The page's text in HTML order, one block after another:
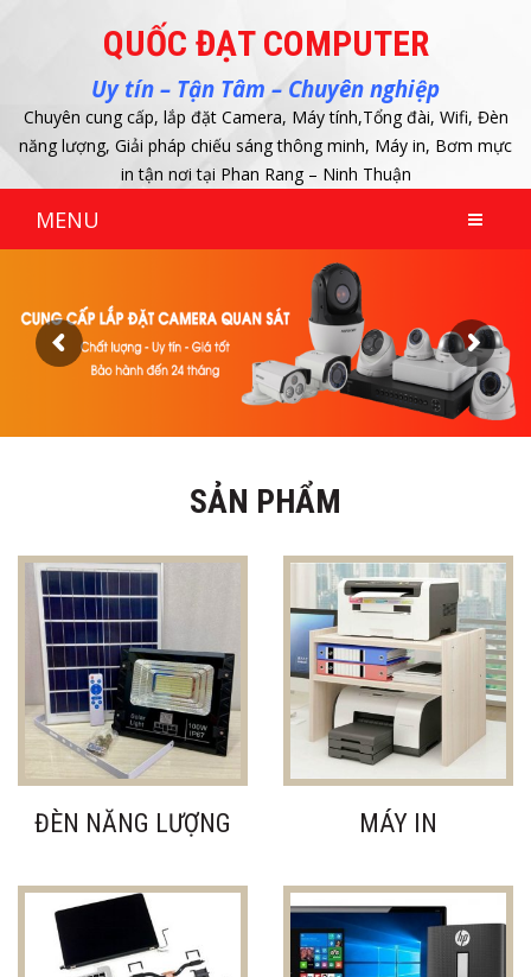
QUỐC ĐẠT COMPUTER
Uy tín – Tận Tâm – Chuyên nghiệp
Chuyên cung cấp, lắp đặt Camera, Máy tính,Tổng đài, Wifi, Đèn
năng lượng, Giải pháp chiếu sáng thông minh, Máy in, Bơm mực
in tận nơi tại Phan Rang – Ninh Thuận
MENU
SẢN PHẨM
ĐÈN NĂNG LƯỢNG MÁY IN